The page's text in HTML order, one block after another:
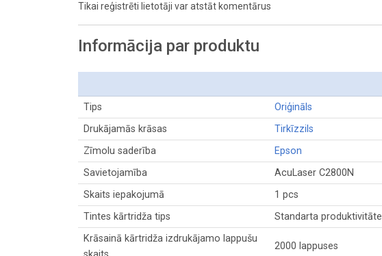
Tikai reģistrēti lietotāji var atstāt komentārus
Informācija par produktu
Tips
Oriģināls
Drukājamās krāsas
Tirkīzzils
Zīmolu saderība
Epson
Savietojamība
AcuLaser C2800N
Skaits iepakojumā
1 pcs
Tintes kārtridža tips
Standarta produktivitāte
Krāsainā kārtridža izdrukājamo lappušu
2000 lappuses